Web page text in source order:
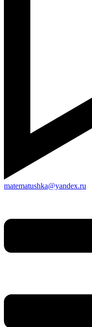
matematushka@yandex.ru